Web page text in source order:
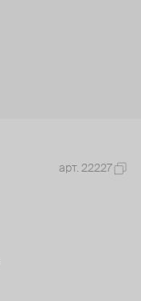
арт. 22227